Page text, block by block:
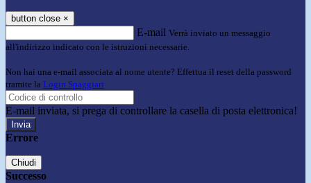
button close ×
E-mail Verrà inviato un messaggio
all'indirizzo indicato con le istruzioni necessarie.
Non hai una e-mail associata al nome utente? Effettua il reset della password
tramite la Login Spaggiari
E-mail inviata, si prega di controllare la casella di posta elettronica!
Errore
Chiudi
Successo